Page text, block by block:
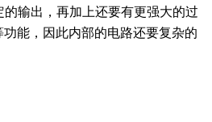
输出，再加上还要有更强大的过
能，因此内部的电路还要复杂的